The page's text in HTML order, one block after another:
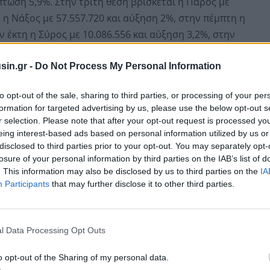
- Do Not Process My Personal Information
opt-out of the sale, sharing to third parties, or processing of your
for targeted advertising by us, please use the below opt-out
selection. Please note that after your opt-out request is processed
interest-based ads based on personal information utilized by us
to third parties prior to your opt-out. You may separately
of your personal information by third parties on the IAB’s list of
This information may also be disclosed by us to third parties on the
Participants that may further disclose it to other third parties.
Data Processing Opt Outs
opt-out of the Sharing of my personal data.
Νάξος με 57.557.720 και αύξηση 2%, στην πέμπτη η
η Σύρος με 10.086.556 και αύξηση 3,2%, στην
και στις τελευταίες θέσεις η Άνδρος με 5.247.374
με 4.468.240 και μείωση 2,1%.
σειρά, 108.176.793 ευρώ στη Σαντορίνη,
49.424.936 στη Νάξο, 31.828.168 στη Μήλο,
9.568.867 σε Κέα και Κύθνο και 8.908.131 στην Άνδρο.